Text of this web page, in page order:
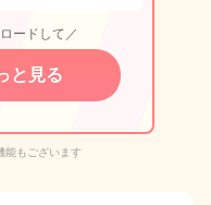
ードして／
と見る
能もございます